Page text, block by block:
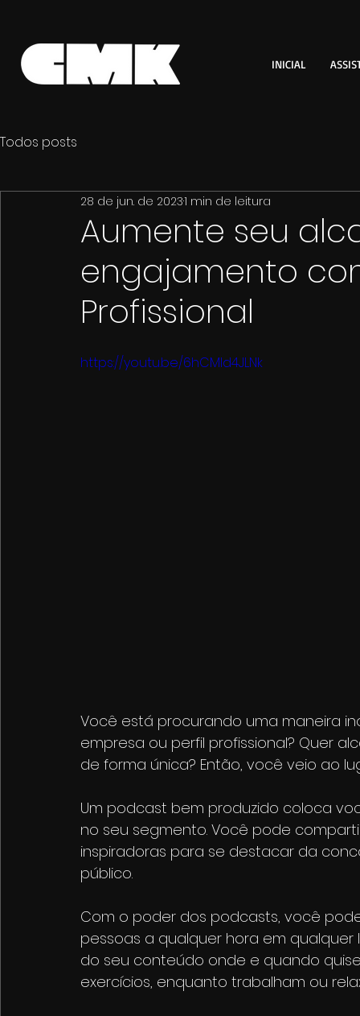
INICIAL
Todos posts
Aumente seu
engajamento
Profissional
28 de jun. de 20231 min de leitura
https://youtu.be/6hCMId4JLNk
Você está procurando uma maneira
empresa ou perfil profissional? Quer
de forma única? Então, você veio ao
Um podcast bem produzido coloca
no seu segmento. Você pode
inspiradoras para se destacar da
público.
Com o poder dos podcasts, você
pessoas a qualquer hora em
do seu conteúdo onde e quando
exercícios, enquanto trabalham ou